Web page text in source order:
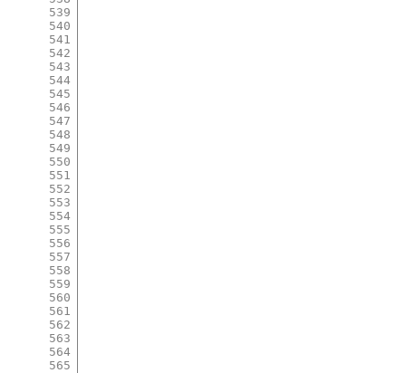
539
540
541
542
543
544
545
546
547
548
549
550
551
552
553
554
555
556
557
558
559
560
561
562
563
564
565